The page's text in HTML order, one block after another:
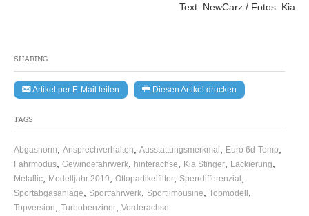
SHARING
Artikel per E-Mail teilen Diesen Artikel drucken
TAGS
Abgasnorm, Ansprechverhalten, Ausstattungsmerkmal , Euro 6d-Temp,
Fahrmodus, Gewindefahrwerk, hinterachse, Kia Stinger, Lackierung,
Metallic, Modelljahr 2019, Ottopartikelfilter, Sperrdifferenzial ,
Sportabgasanlage, Sportfahrwerk, Sportlimousine, Topmodell ,
Topversion, Turbobenziner, Vorderachse
Text: NewCarz / Fotos: Kia